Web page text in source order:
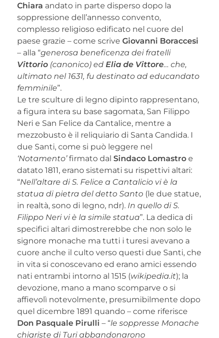
Chiara andato in parte disperso dopo la
soppressione dell’annesso convento,
complesso religioso edificato nel cuore del
paese grazie – come scrive Giovanni Boraccesi
– alla “generosa beneficenza dei fratelli
Vittorio (canonico) ed Elia de Vittore… che,
ultimato nel 1631, fu destinato ad educandato
femminile”.
Le tre sculture di legno dipinto rappresentano,
a figura intera su base sagomata, San Filippo
Neri e San Felice da Cantalice, mentre a
mezzobusto è il reliquiario di Santa Candida. I
due Santi, come si può leggere nel
‘Notamento’firmato dal Sindaco Lomastro e
datato 1811, erano sistemati su rispettivi altari:
“Nell’altare di S. Felice a Cantalicio vi è la
statua di pietra del detto Santo (le due statue,
in realtà, sono di legno, ndr). In quello di S.
Filippo Neri vi è la simile statua”. La dedica di
specifici altari dimostrerebbe che non solo le
signore monache ma tutti i turesi avevano a
cuore anche il culto verso questi due Santi, che
in vita si conoscevano ed erano amici essendo
nati entrambi intorno al 1515 (wikipedia.it); la
devozione, mano a mano scomparve o si
affievolì notevolmente, presumibilmente dopo
quel dicembre 1891 quando – come riferisce
Don Pasquale Pirulli – “le soppresse Monache
chiariste di Turi abbandonarono